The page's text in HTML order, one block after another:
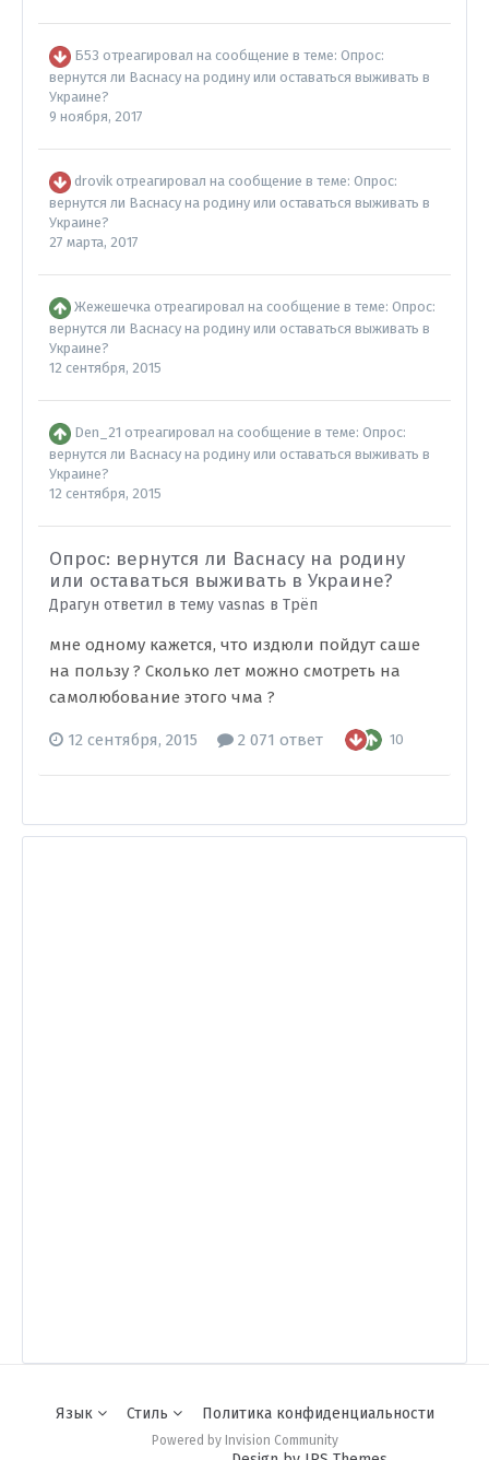
Б53 отреагировал на сообщение в теме: Опрос:
вернутся ли Васнасу на родину или оставаться выживать в
Украине?
9 ноября, 2017
drovik отреагировал на сообщение в теме: Опрос:
вернутся ли Васнасу на родину или оставаться выживать в
Украине?
27 марта, 2017
Жежешечка отреагировал на сообщение в теме: Опрос:
вернутся ли Васнасу на родину или оставаться выживать в
Украине?
12 сентября, 2015
Dеn_21 отреагировал на сообщение в теме: Опрос:
вернутся ли Васнасу на родину или оставаться выживать в
Украине?
12 сентября, 2015
Опрос: вернутся ли Васнасу на родину
или оставаться выживать в Украине?
Драгун ответил в тему vasnas в Трёп
мне одному кажется, что издюли пойдут саше
на пользу ? Сколько лет можно смотреть на
самолюбование этого чма ?
12 сентября, 2015 2 071 ответ 10
Язык Стиль Политика конфиденциальности
Powered by Invision Community